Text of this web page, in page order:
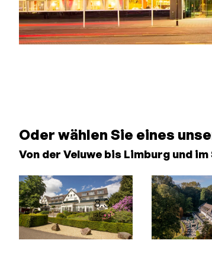
Garantiert der
niedrigste Preis
erforderlich, Sie
zahlen im Hotel
Oder wählen Sie eines
Von der Veluwe bis Limburg und
8.3
rating